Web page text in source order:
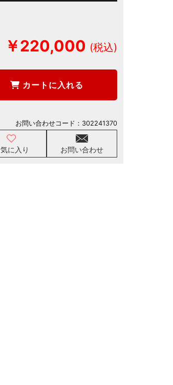
￥220,000
カートに入れる
に入り お問い合わせ
お問い合わせコード： 302241370